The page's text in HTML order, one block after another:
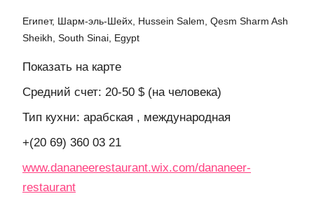
Египет, Шарм-эль-Шейх, Hussein Salem, Qesm Sharm Ash
Sheikh, South Sinai, Egypt
Показать на карте
Средний счет: 20-50 $ (на человека)
Тип кухни: арабская , международная
+(20 69) 360 03 21
www.dananeerestaurant.wix.com/dananeer-
restaurant